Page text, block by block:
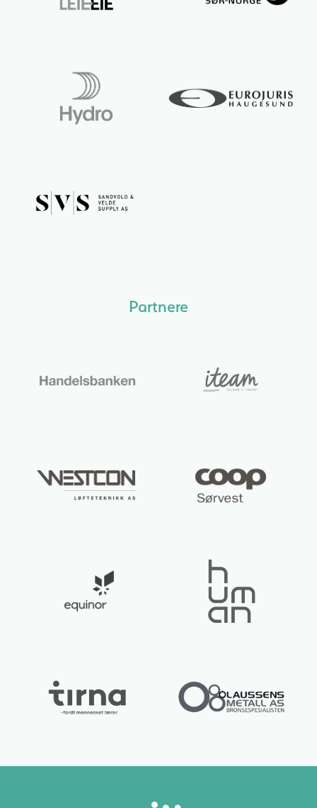
Partnere